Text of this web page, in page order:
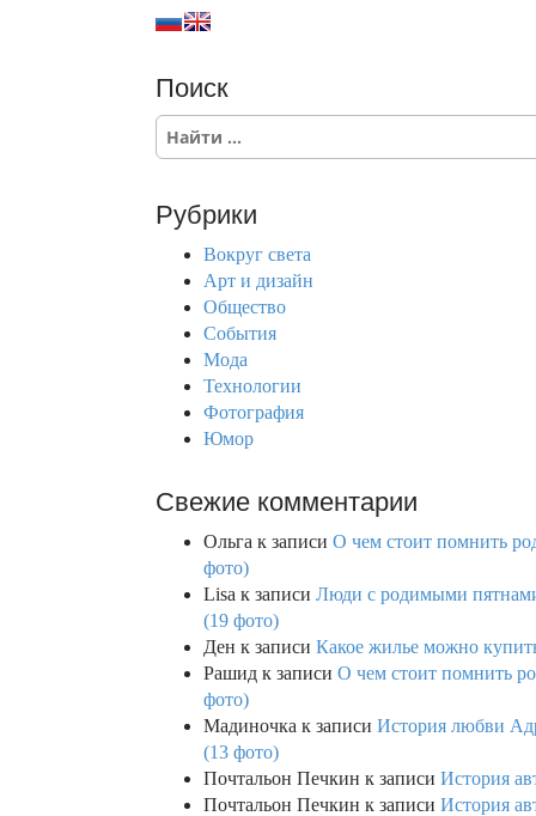
Поиск
S
c
Рубрики
Вокруг света
Арт и дизайн
Общество
События
Мода
Технологии
Фотография
Юмор
Свежие комментарии
Ольга к записи О чем стоит помнить
фото)
Lisa к записи Люди с родимыми
(19 фото)
Ден к записи Какое жилье можно
Рашид к записи О чем стоит помнить
фото)
Мадиночка к записи История любви
(13 фото)
Почтальон Печкин к записи История
Почтальон Печкин к записи История